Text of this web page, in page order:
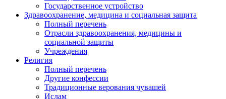
Государственное устройство
Здравоохранение, медицина и социальная защита
Полный перечень
Отрасли здравоохранения, медицины и
социальной защиты
Учреждения
Религия
Полный перечень
Другие конфессии
Традиционные верования чувашей
Ислам